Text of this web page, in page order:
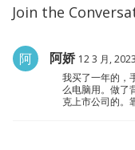
Join the
阿娇 12 3 月,
我买了一年的，
么电脑用。做了
克上市公司的。